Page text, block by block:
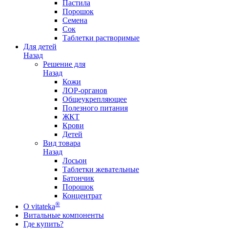
Пастила
Порошок
Семена
Сок
Таблетки растворимые
Для детей
Назад
Решение для
Назад
Кожи
ЛОР-органов
Общеукрепляющее
Полезного питания
ЖКТ
Крови
Детей
Вид товара
Назад
Лосьон
Таблетки жевательные
Батончик
Порошок
Концентрат
О vitateka®
Витальные компоненты
Где купить?